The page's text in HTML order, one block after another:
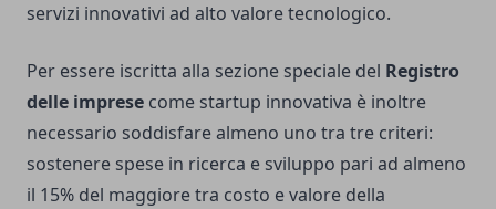
servizi innovativi ad alto valore tecnologico.
Per essere iscritta alla sezione speciale del Registro
delle imprese come startup innovativa è inoltre
necessario soddisfare almeno uno tra tre criteri:
sostenere spese in ricerca e sviluppo pari ad almeno
il 15% del maggiore tra costo e valore della